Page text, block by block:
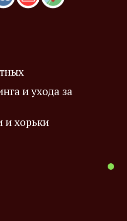
и ухода за
и хорьки